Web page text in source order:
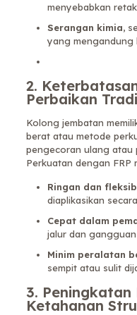
menyebabkan
Serangan kimia,
yang mengandung
2.
Perbaikan
Kolong jembatan
berat atau metode
pengecoran ulang atau
Perkuatan dengan FRP
Ringan dan
diaplikasikan
Cepat dalam
jalur dan
Minim peralatan
sempit atau sulit
3.
Ketahanan